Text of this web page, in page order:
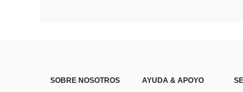
SOBRE NOSOTROS
AYUDA & APOYO